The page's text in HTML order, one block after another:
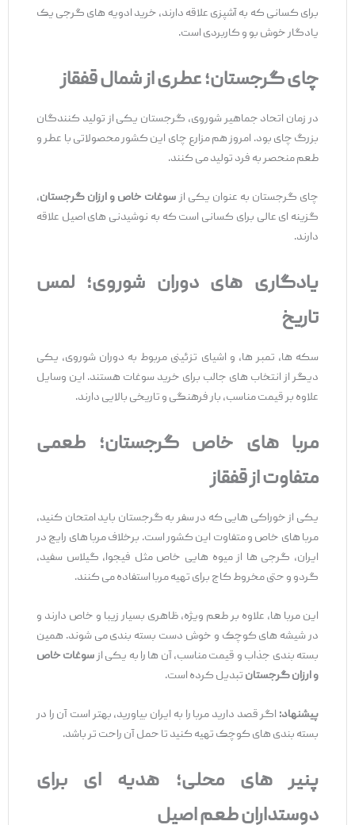
برای کسانی که به آشپزی علاقه دارند، خرید ادویه ‌های گرجی یک
یادگار خوش ‌بو و کاربردی است.
چای گرجستان؛ عطری از شمال قفقاز
در زمان اتحاد جماهیر شوروی، گرجستان یکی از تولید کنندگان
بزرگ چای بود. امروز هم مزارع چای این کشور محصولاتی با عطر و
طعم منحصر ‌به ‌فرد تولید می ‌کنند.
چای گرجستان به‌ عنوان یکی از سوغات خاص و ارزان گرجستان،
گزینه ‌ای عالی برای کسانی است که به نوشیدنی‌ های اصیل علاقه
دارند.
یادگاری‌
های دوران شوروی؛ لمس
تاریخ
سکه‌ ها، تمبر ها، و اشیای تزئینی مربوط به دوران شوروی، یکی
دیگر از انتخاب ‌های جالب برای خرید سوغات هستند. این وسایل
علاوه بر قیمت مناسب، بار فرهنگی و تاریخی بالایی دارند.
مربا
های خاص گرجستان؛ طعمی
متفاوت از قفقاز
یکی از خوراکی‌ هایی که در سفر به گرجستان باید امتحان کنید،
مربا های خاص و متفاوت این کشور است. برخلاف مربا های رایج در
ایران، گرجی ‌ها از میوه‌ هایی خاص مثل فیجوا، گیلاس سفید،
گردو و حتی مخروط کاج برای تهیه مربا استفاده می‌ کنند.
این مربا ها، علاوه بر طعم ویژه، ظاهری بسیار زیبا و خاص دارند و
در شیشه‌ های کوچک و خوش‌ دست بسته‌ بندی می ‌شوند. همین
بسته ‌بندی جذاب و قیمت مناسب، آن ‌ها را به یکی از سوغات خاص
و ارزان گرجستانتبدیل کرده است.
پیشنهاد:اگر قصد دارید مربا را به ایران بیاورید، بهتر است آن را در
بسته‌ بندی‌ های کوچک تهیه کنید تا حمل آن راحت ‌تر باشد.
پنیر های محلی؛ هدیه
‌ای برای
دوستداران طعم اصیل